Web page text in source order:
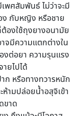
พศสัมพันธ์ ไม่ว่าจะมี
ง กับหญิง หรือชาย
องใช้ถุงยางอนามัย
จมีความแตกต่างใน
ต่อยา ความรุนแรง
ยไปได้
ก หรือทางทวารหนัก
ามปล่อยน้ำอสุจิเข้า
ขาด